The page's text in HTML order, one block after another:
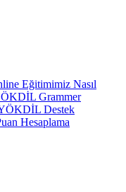
Eğitimimiz Nasıl
Grammer
Destek
Hesaplama